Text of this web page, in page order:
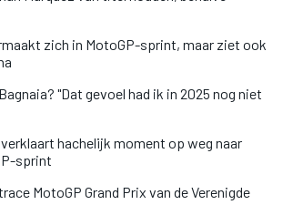
zich in MotoGP-sprint, maar ziet ook
"Dat gevoel had ik in 2025 nog niet
verklaart hachelijk moment op weg naar
sprint
MotoGP Grand Prix van de Verenigde